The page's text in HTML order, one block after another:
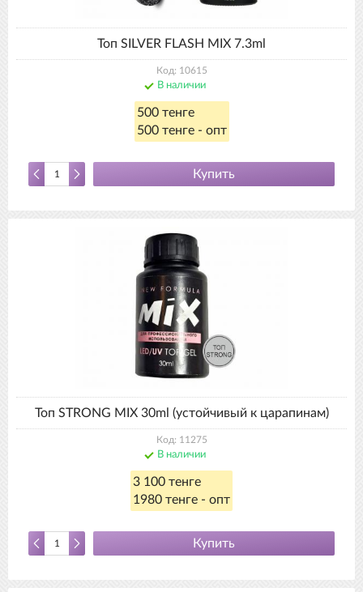
Топ SILVER FLASH MIX 7.3ml
Код: 10615
В наличии
500 тенге
500 тенге - опт
Купить
Топ STRONG MIX 30ml (устойчивый к царапинам)
Код: 11275
В наличии
3 100 тенге
1980 тенге - опт
Купить